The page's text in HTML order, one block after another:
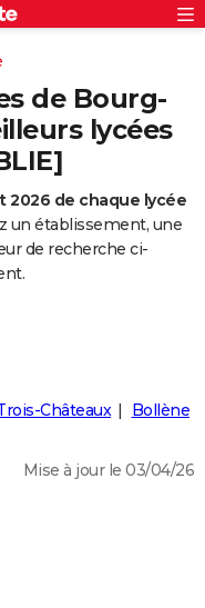
de Bourg-
lycées
2026 de chaque lycée
un établissement, une
de recherche ci-
Châteaux
Bollène
Mise à jour le 03/04/26